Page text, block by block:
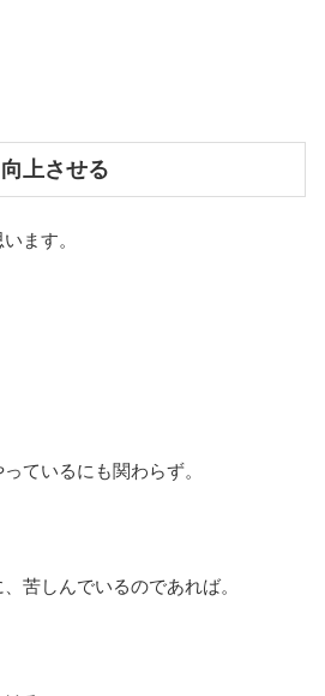
上させる
ます。
ているにも関わらず。
苦しんでいるのであれば。